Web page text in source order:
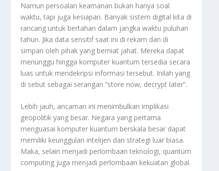
Namun persoalan keamanan bukan hanya soal
waktu, tapi juga kesiapan. Banyak sistem digital kita di
rancang untuk bertahan dalam jangka waktu puluhan
tahun. Jika data sensitif saat ini di rekam dan di
simpan oleh pihak yang berniat jahat. Mereka dapat
menunggu hingga komputer kuantum tersedia secara
luas untuk mendekripsi informasi tersebut. Inilah yang
di sebut sebagai serangan “store now, decrypt later”.
Lebih jauh, ancaman ini menimbulkan implikasi
geopolitik yang besar. Negara yang pertama
menguasai komputer kuantum berskala besar dapat
memiliki keunggulan intelijen dan strategi luar biasa.
Maka, selain menjadi perlombaan teknologi, quantum
computing juga menjadi perlombaan kekuatan global.